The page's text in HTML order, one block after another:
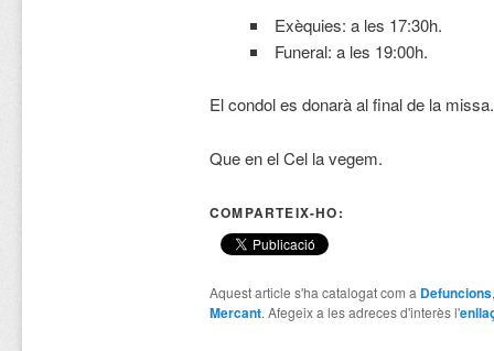
Exèquies: a les 17:30h.
Funeral: a les 19:00h.
El condol es donarà al final de la missa.
Que en el Cel la vegem.
COMPARTEIX-HO:
Aquest article s'ha catalogat com a Defuncions
Mercant. Afegeix a les adreces d'interès l'